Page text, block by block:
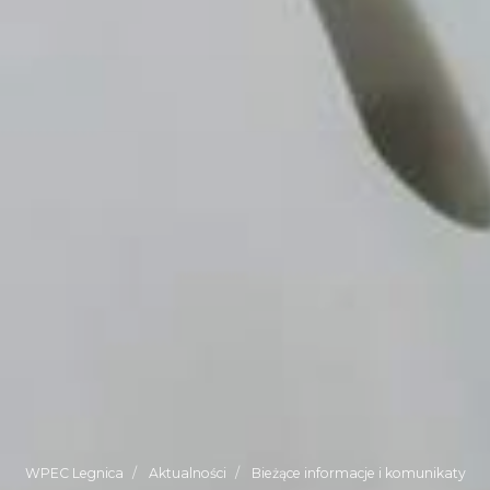
WPEC Legnica Aktualności Bieżące informacje i komunikaty